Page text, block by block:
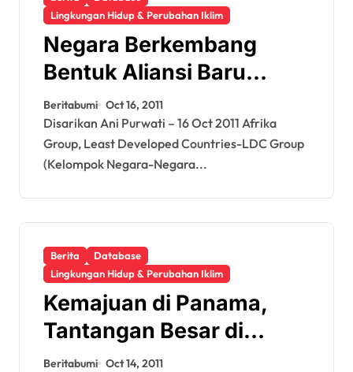
Lingkungan Hidup & Perubahan Iklim
Negara Berkembang
Bentuk Aliansi Baru
untuk Selamatkan Iklim
Beritabumi Oct 16, 2011
Disarikan Ani Purwati – 16 Oct 2011 Afrika
Group, Least Developed Countries-LDC Group
(Kelompok Negara-Negara...
Berita
Database
Lingkungan Hidup & Perubahan Iklim
Kemajuan di Panama,
Tantangan Besar di
Durban
Beritabumi Oct 14, 2011